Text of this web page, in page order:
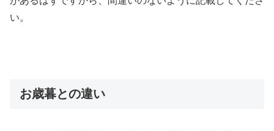
い。
お歳暮との違い